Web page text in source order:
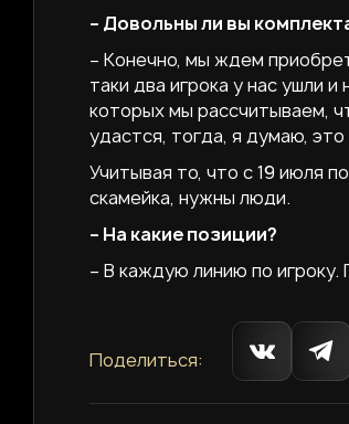
– Довольны ли вы
– Конечно, мы ждем
таки два игрока у нас ушли
которых мы рассчитываем,
удастся, тогда, я думаю,
Учитывая то, что с 19 июля
скамейка, нужны люди.
– На какие позиции?
– В каждую линию по игроку.
Поделиться: